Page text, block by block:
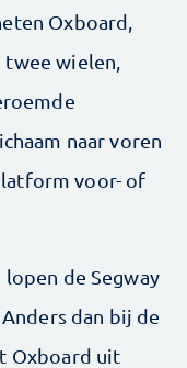
Oxboard,
wielen,
naar voren
voor- of
de Segway
dan bij de
Oxboard uit